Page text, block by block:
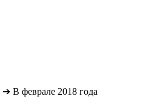
➔ В феврале 2018 года